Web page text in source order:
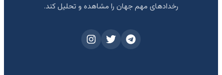
رخدادهای مهم جهان را مشاهده و تحلیل کند.